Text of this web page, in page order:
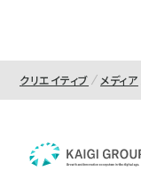
クリエイティブ メディア